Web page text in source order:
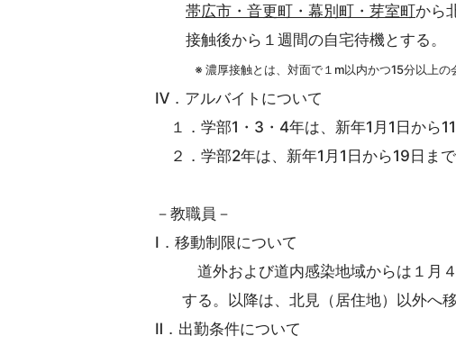
帯広市・音更町・幕別町・芽室町から
接触後から１週間の自宅待機とする。
※ 濃厚接触とは、対面で１m以内かつ15分以上の
Ⅳ．アルバイトについて
１．学部1・3・4年は、新年1月1日から11
２．学部2年は、新年1月1日から19日まで
－教職員－
Ⅰ．移動制限について
道外および道内感染地域からは１月４
する。以降は、北見（居住地）以外へ移
Ⅱ．出勤条件について